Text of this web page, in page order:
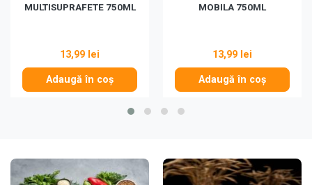
MULTISUPRAFETE 750ML
13,99 lei
Adaugă în coș
MOBILA 750ML
13,99 lei
Adaugă în coș